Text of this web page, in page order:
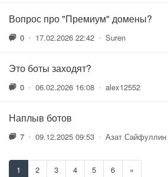
Вопрос про "Премиум" домены?
0 • 17.02.2026 22:42 • Suren
Это боты заходят?
0 • 06.02.2026 16:08 • alex12552
Наплыв ботов
7 • 09.12.2025 09:53 • Азат Сайфуллин
1 2 3 4 5 6 »